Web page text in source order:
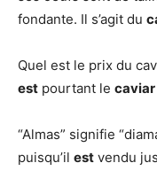
fondante. Il s’agit du
Quel est le prix du
est pourtant le caviar
“Almas” signifie
puisqu’il est vendu